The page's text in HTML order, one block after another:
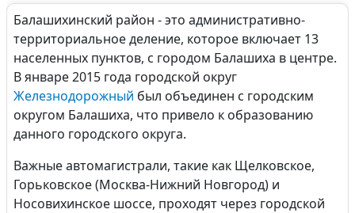
Балашихинский район - это административно-
территориальное деление, которое включает 13
населенных пунктов, с городом Балашиха в центре.
В январе 2015 года городской округ
Железнодорожный был объединен с городским
округом Балашиха, что привело к образованию
данного городского округа.
Важные автомагистрали, такие как Щелковское,
Горьковское (Москва-Нижний Новгород) и
Носовихинское шоссе, проходят через городской